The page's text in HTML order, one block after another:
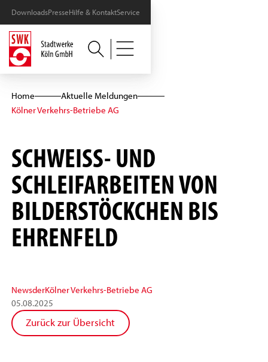
DownloadsPresseHilfe & KontaktService
Home
Aktuelle Meldungen
Kölner Verkehrs-Betriebe AG
SCHWEISS- UND S
CHLEIFARBEITEN VON B
ILDERSTÖCKCHEN BIS E
HRENFELD
NewsderKölner Verkehrs-Betriebe AG
05.08.2025
Zurück zur Übersicht